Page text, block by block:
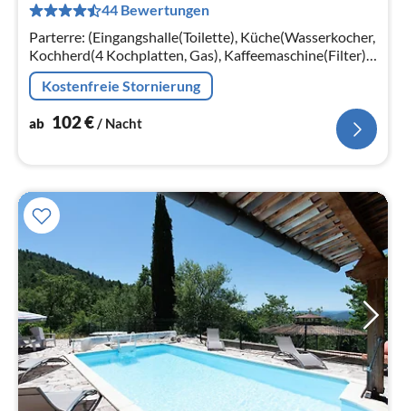
44 Bewertungen
Parterre: (Eingangshalle(Toilette), Küche(Wasserkocher,
Kochherd(4 Kochplatten, Gas), Kaffeemaschine(Filter),
Backofen, Mikrowelle, Spülmaschine,
Kühl-/Gefrierkombination)
Kostenfreie Stornierung
ab 102€/ Nacht